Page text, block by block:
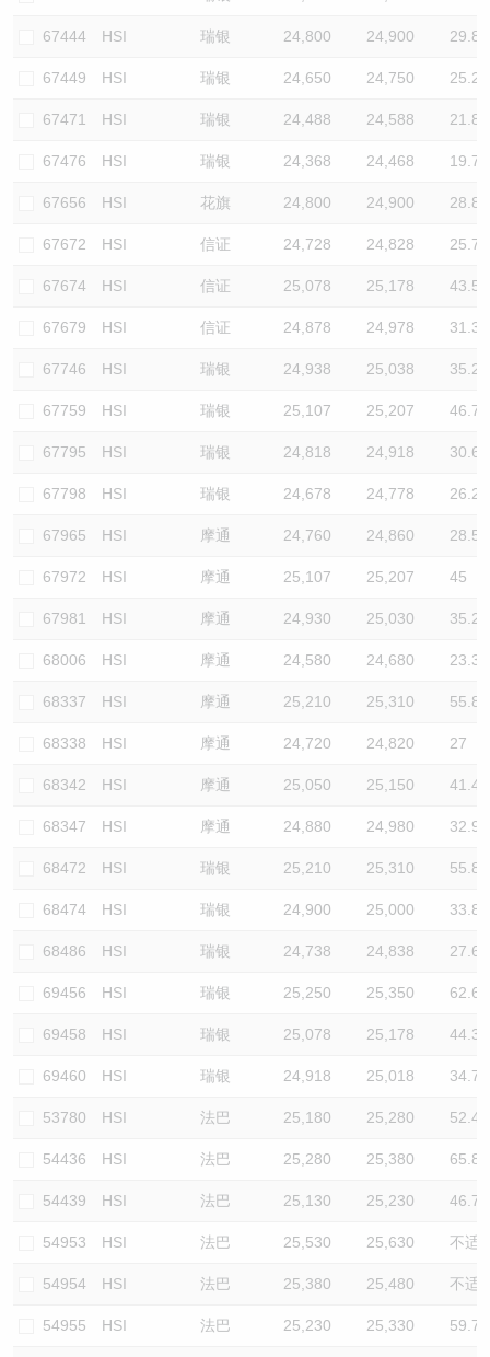
67444 HSI 瑞银 24,800 24,900 29.8
67449 HSI 瑞银 24,650 24,750 25.2
67471 HSI 瑞银 24,488 24,588 21.8
67476 HSI 瑞银 24,368 24,468 19.7
67656 HSI 花旗 24,800 24,900 28.8
67672 HSI 信证 24,728 24,828 25.7
67674 HSI 信证 25,078 25,178 43.5
67679 HSI 信证 24,878 24,978 31.3
67746 HSI 瑞银 24,938 25,038 35.2
67759 HSI 瑞银 25,107 25,207 46.7
67795 HSI 瑞银 24,818 24,918 30.6
67798 HSI 瑞银 24,678 24,778 26.2
67965 HSI 摩通 24,760 24,860 28.5
67972 HSI 摩通 25,107 25,207 45
67981 HSI 摩通 24,930 25,030 35.2
68006 HSI 摩通 24,580 24,680 23.3
68337 HSI 摩通 25,210 25,310 55.8
68338 HSI 摩通 24,720 24,820 27
68342 HSI 摩通 25,050 25,150 41.4
68347 HSI 摩通 24,880 24,980 32.9
68472 HSI 瑞银 25,210 25,310 55.8
68474 HSI 瑞银 24,900 25,000 33.8
68486 HSI 瑞银 24,738 24,838 27.6
69456 HSI 瑞银 25,250 25,350 62.6
69458 HSI 瑞银 25,078 25,178 44.3
69460 HSI 瑞银 24,918 25,018 34.7
53780 HSI 法巴 25,180 25,280 52.4
54436 HSI 法巴 25,280 25,380 65.8
54439 HSI 法巴 25,130 25,230 46.7
54953 HSI 法巴 25,530 25,630 不适
54954 HSI 法巴 25,380 25,480 不适
54955 HSI 法巴 25,230 25,330 59.7